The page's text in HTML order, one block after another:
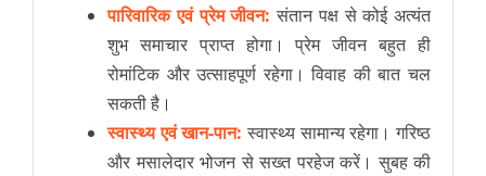
पारिवारिक एवं प्रेम जीवन: संतान पक्ष से कोई अत्यंत
शुभ समाचार प्राप्त होगा। प्रेम जीवन बहुत ही
रोमांटिक और उत्साहपूर्ण रहेगा। विवाह की बात चल
सकती है।
स्वास्थ्य एवं खान-पान: स्वास्थ्य सामान्य रहेगा। गरिष्ठ
और मसालेदार भोजन से सख्त परहेज करें। सुबह की